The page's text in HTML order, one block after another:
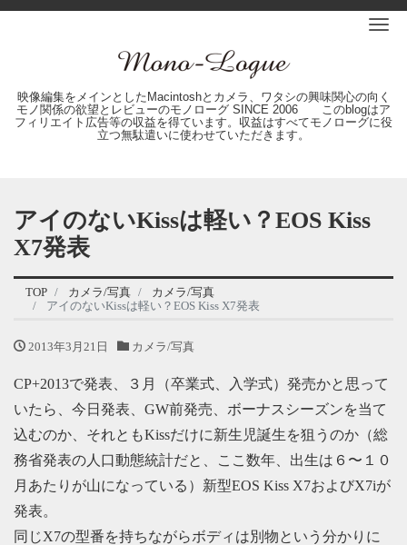
映像編集をメインとしたMacintoshとカメラ、ワタシの興味関心の向く
モノ関係の欲望とレビューのモノローグ SINCE 2006 このblogはア
フィリエイト広告等の収益を得ています。収益はすべてモノローグに役
立つ無駄遣いに使わせていただきます。
アイのないKissは軽い？EOS Kiss
X7発表
TOP カメラ/写真
カメラ/写真
アイのないKissは軽い？EOS Kiss X7発表
2013年3月21日 カメラ/写真
CP+2013で発表、３月（卒業式、入学式）発売かと思って
いたら、今日発表、GW前発売、ボーナスシーズンを当て
込むのか、それともKissだけに新生児誕生を狙うのか（総
務省発表の人口動態統計だと、ここ数年、出生は６〜１０
月あたりが山になっている）新型EOS Kiss X7およびX7iが
発表。
同じX7の型番を持ちながらボディは別物という分かりに